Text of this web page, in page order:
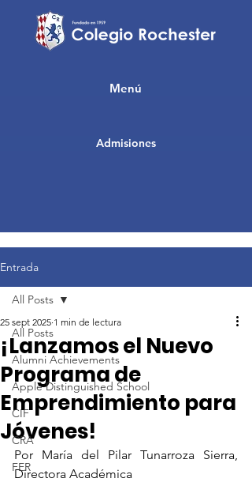
Admisiones
Menú
Entrada
All Posts
Alumni Achievements
Apple Distinguished School
CIF
CRA
FER
All Posts
¡Lanzamos el Nuevo
Programa de
Emprendimiento para
Jóvenes!
25 sept 2025 1 min de lectura
Por María del Pilar Tunarroza Sierra,
Directora Académica